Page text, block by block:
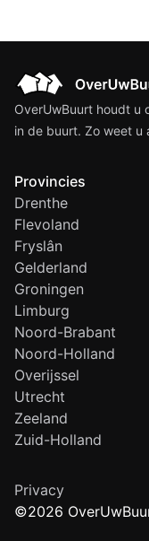
OverUwBuurt houdt u
in de buurt. Zo weet u
Provincies
Drenthe
Flevoland
Fryslân
Gelderland
Groningen
Limburg
Noord-Brabant
Noord-Holland
Overijssel
Utrecht
Zeeland
Zuid-Holland
Privacy
©2026